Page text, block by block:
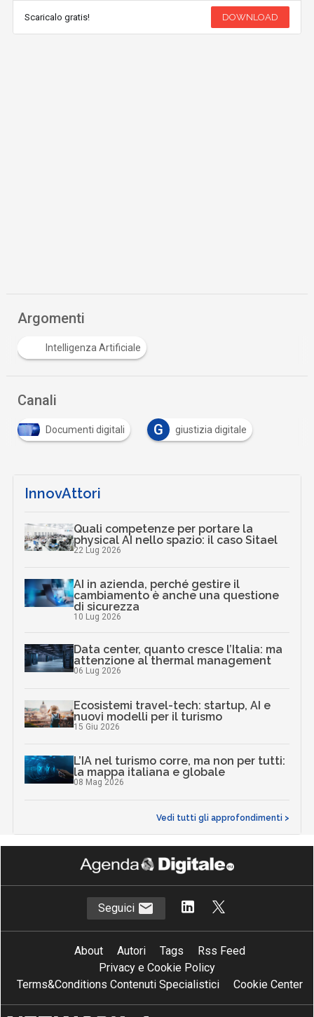
Scaricalo gratis! DOWNLOAD
Argomenti
Intelligenza Artificiale
Canali
Documenti digitali G giustizia digitale
InnovAttori
Quali competenze per portare la
physical AI nello spazio: il caso Sitael
22 Lug 2026
AI in azienda, perché gestire il
cambiamento è anche una questione
di sicurezza
10 Lug 2026
Data center, quanto cresce l’Italia: ma
attenzione al thermal management
06 Lug 2026
Ecosistemi travel-tech: startup, AI e
nuovi modelli per il turismo
15 Giu 2026
L’IA nel turismo corre, ma non per tutti:
la mappa italiana e globale
08 Mag 2026
Vedi tutti gli approfondimenti >
Seguici
About Autori Tags
Rss Feed
Privacy e Cookie Policy
Terms&Conditions Contenuti Specialistici
Cookie Center